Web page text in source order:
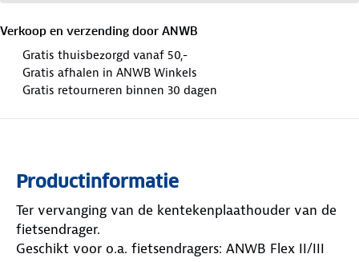
Verkoop en verzending door ANWB
Gratis thuisbezorgd vanaf 50,-
Gratis afhalen in ANWB Winkels
Gratis retourneren binnen 30 dagen
Productinformatie
Ter vervanging van de kentekenplaathouder van de
fietsendrager.
Geschikt voor o.a. fietsendragers: ANWB Flex II/III